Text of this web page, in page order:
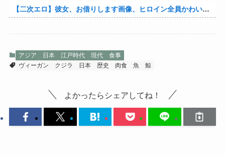
【二次エロ】彼女、お借りします画像、ヒロイン全員かわいすぎる件ｗ
アジア 日本 江戸時代 現代
食事
ヴィーガン
クジラ 日本 歴史 肉食 魚 鯨
よかったらシェアしてね！